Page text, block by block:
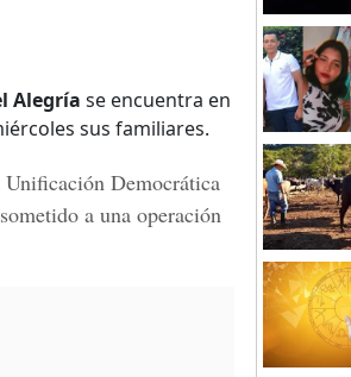
Alegría se encuentra en
sus familiares.
Unificación Democrática
a una operación